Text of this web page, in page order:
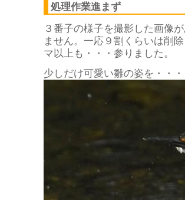
処理作業進まず
３番子の様子を撮影した画像
ません。一応９割くらいは削
マ以上も・・・参りました。
少しだけ可愛い雛の姿を・・・